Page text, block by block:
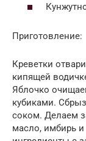
Приготовление:
Креветки
кипящей
Яблочко
кубиками.
соком. Делаем
масло, имбирь